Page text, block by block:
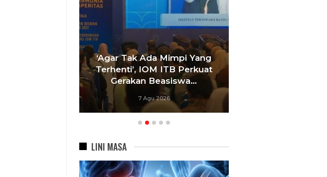
‘Agar Tak Ada Mimpi Yang
Terhenti’, IOM ITB Perkuat
Gerakan Beasiswa…
7 Agu 2026
LINI MASA